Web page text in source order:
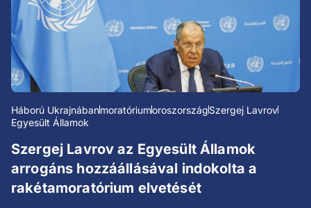
Háború UkrajnábanmoratóriumoroszországSzergej Lavrov
Egyesült Államok
Szergej Lavrov az Egyesült Államok
arrogáns hozzáállásával indokolta a
rakétamoratórium elvetését